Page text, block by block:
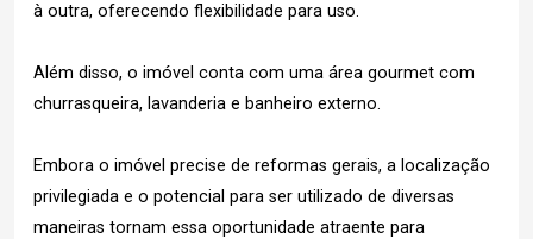
à outra, oferecendo flexibilidade para uso.
Além disso, o imóvel conta com uma área gourmet com
churrasqueira, lavanderia e banheiro externo.
Embora o imóvel precise de reformas gerais, a localização
privilegiada e o potencial para ser utilizado de diversas
maneiras tornam essa oportunidade atraente para